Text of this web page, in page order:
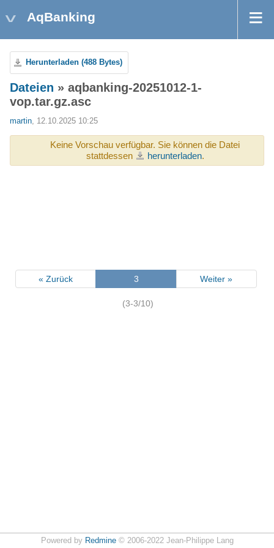
AqBanking
Herunterladen (488 Bytes)
Dateien » aqbanking-20251012-1-
vop.tar.gz.asc
martin, 12.10.2025 10:25
Keine Vorschau verfügbar. Sie können die Datei
stattdessen
herunterladen.
« Zurück 3 Weiter »
(3-3/10)
Powered by Redmine© 2006-2022 Jean-Philippe Lang